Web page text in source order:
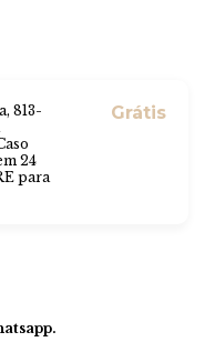
813-
24
para
Grátis